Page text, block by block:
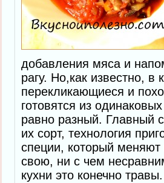
добавления мяса и
рагу. Но,как известно, в
перекликающиеся и
готовятся из
равно разный. Главный
их сорт, технология
специи, который
свою, ни с чем
кухни это конечно травы.